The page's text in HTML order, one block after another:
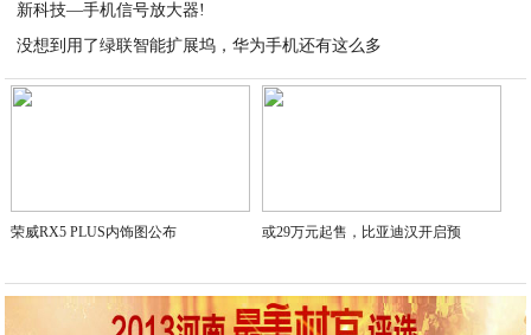
新科技—手机信号放大器!
没想到用了绿联智能扩展坞，华为手机还有这么多
2021-02-14
荣威RX5 PLUS内饰图公布 或29万元起售，比亚迪汉开启预